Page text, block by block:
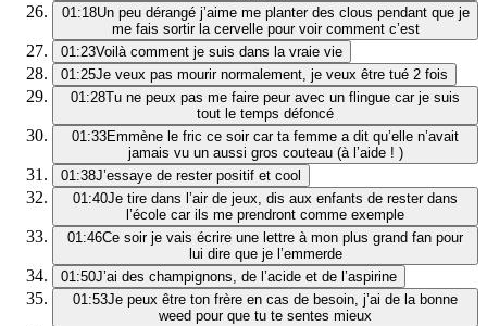
01:18Un peu dérangé j’aime me planter des clous pendant que je
me fais sortir la cervelle pour voir comment c’est
01:23Voilà comment je suis dans la vraie vie
01:25Je veux pas mourir normalement, je veux être tué 2 fois
01:28Tu ne peux pas me faire peur avec un flingue car je suis
tout le temps défoncé
01:33Emmène le fric ce soir car ta femme a dit qu’elle n’avait
jamais vu un aussi gros couteau (à l’aide ! )
01:38J’essaye de rester positif et cool
01:40Je tire dans l’air de jeux, dis aux enfants de rester dans
l’école car ils me prendront comme exemple
01:46Ce soir je vais écrire une lettre à mon plus grand fan pour
lui dire que je l’emmerde
01:50J’ai des champignons, de l’acide et de l’aspirine
01:53Je peux être ton frère en cas de besoin, j’ai de la bonne
weed pour que tu te sentes mieux